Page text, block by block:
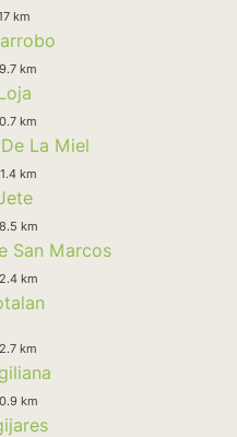
km
km
km
La Miel
km
km
San Marcos
km
km
km